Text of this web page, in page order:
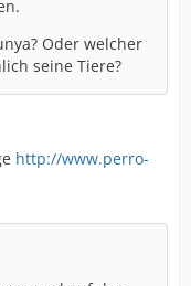
Oder welcher
seine Tiere?
http://www.perro-